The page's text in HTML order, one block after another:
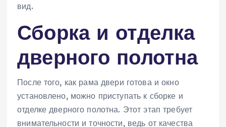
вид.
Сборка и отделка
дверного полотна
После того, как рама двери готова и окно
установлено, можно приступать к сборке и
отделке дверного полотна. Этот этап требует
внимательности и точности, ведь от качества